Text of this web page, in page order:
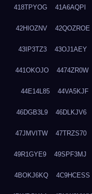
418TPYOG 41A6AQPI
42HIOZNV 42QOZROE
43IP3TZ3 43OJ1AEY
441OKOJO 4474ZR0W
44E14L85 44VA5KJF
46DGB3L9 46DLKJV6
47JMVITW 47TRZS70
49R1GYE9 49SPF3MJ
4BOKJ6KQ 4C9HCESS